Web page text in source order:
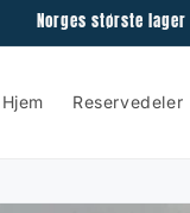
Norges største
Hjem Reservedeler